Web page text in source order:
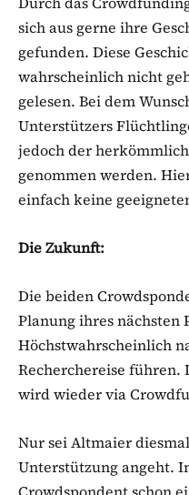
sich aus gerne ihre
gefunden. Diese
wahrscheinlich nicht
gelesen. Bei dem
Unterstützers
jedoch der
genommen werden.
einfach keine
Die Zukunft:
Die beiden
Planung ihres nächsten
Höchstwahrscheinlich
Recherchereise führen.
wird wieder via
Nur sei Altmaier
Unterstützung angeht.